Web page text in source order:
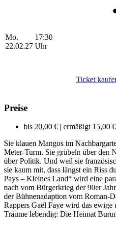
Mo.
22.02.27
17:30
Uhr
Ticket
Preise
bis 20,00 € ermäßigt 15,00 €
Sie klauen Mangos im
Meter-Turm. Sie grübeln über den
über Politik. Und weil sie
sie kaum mit, dass längst ein Riss
Pays – Kleines Land“ wird eine
nach vom Bürgerkrieg der 90er
der Bühnenadaption vom Roman-
Rappers Gaël Faye wird das ewige
Träume lebendig: Die Heimat